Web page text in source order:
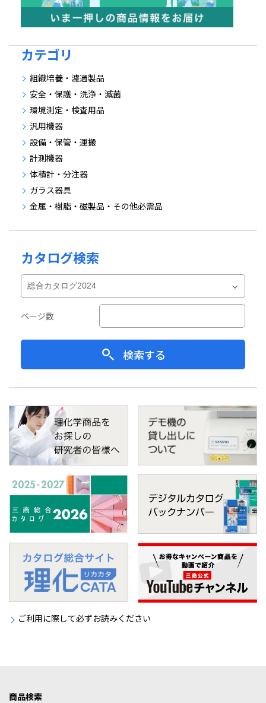
カテゴリ
組織培養・濾過製品
安全・保護・洗浄・滅菌
環境測定・検査用品
汎用機器
設備・保管・運搬
計測機器
体積計・分注器
ガラス器具
金属・樹脂・磁製品・その他必需品
カタログ検索
ページ数
検索する
ご利用に際して必ずお読みください
商品検索